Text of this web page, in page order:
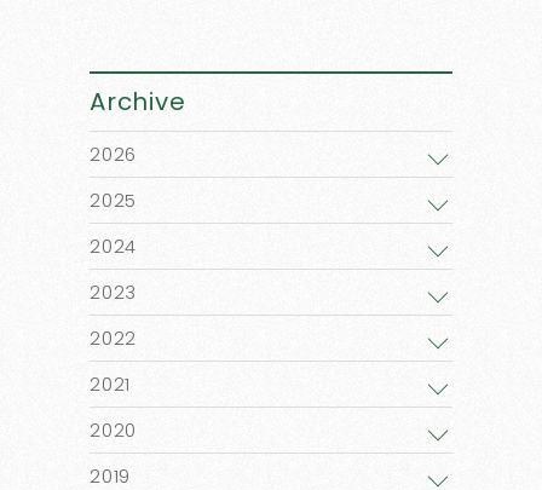
Archive
2026
2025
2024
2023
2022
2021
2020
2019